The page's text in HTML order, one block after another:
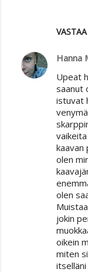
VASTAA
Hanna
Upeat
saanut
istuvat
kaavan
olen
olen
jokin
oikein
miten